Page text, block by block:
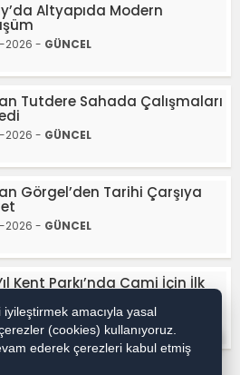
Altyapıda Modern
2026 - GÜNCEL
Tutdere Sahada Çalışmaları
2026 - GÜNCEL
Görgel’den Tarihi Çarşıya
2026 - GÜNCEL
Kent Parkı’nda Cami İçin İlk
2026 -GÜNCELamacıyla yasal
(cookies) kullanıyoruz.
ederek çerezleri kabul etmiş
WhatsApp İhbar / Reklam